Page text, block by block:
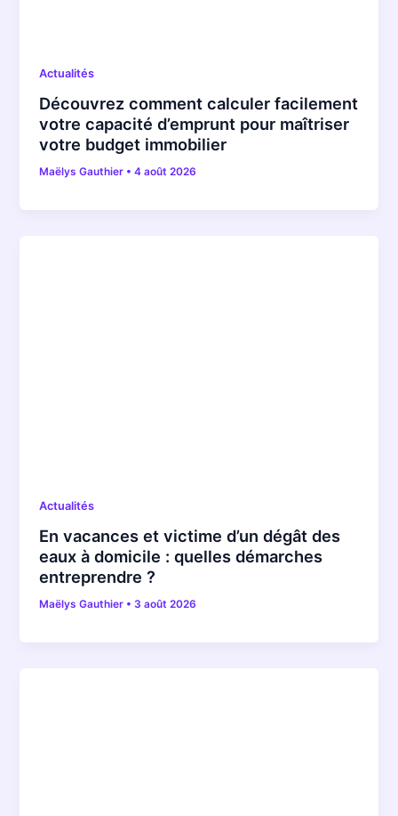
Actualités
Découvrez comment calculer facilement
votre capacité d’emprunt pour maîtriser
votre budget immobilier
Maëlys Gauthier •4 août 2026
Actualités
En vacances et victime d’un dégât des
eaux à domicile : quelles démarches
entreprendre ?
Maëlys Gauthier • 3 août 2026